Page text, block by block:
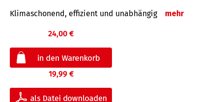
Klimaschonend, effizient und unabhängig mehr
24,00 €
19,99 €